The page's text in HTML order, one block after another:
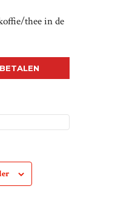
thee in de